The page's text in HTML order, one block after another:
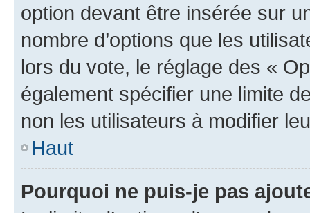
option devant être insérée sur
nombre d’options que les
lors du vote, le réglage des «
également spécifier une limite
non les utilisateurs à modifier
Haut
Pourquoi ne puis-je pas